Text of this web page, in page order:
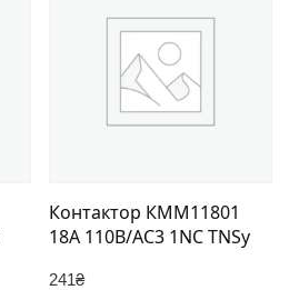
Контактор КММ11801
18А 110В/АС3 1NC TNSy
241₴